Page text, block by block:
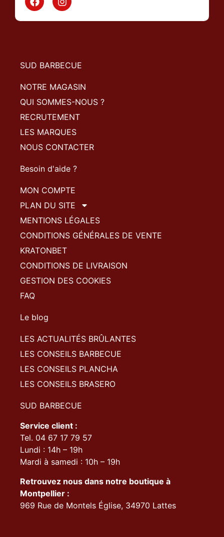
SUD BARBECUE
NOTRE MAGASIN
QUI SOMMES-NOUS ?
RECRUTEMENT
LES MARQUES
NOUS CONTACTER
Besoin d'aide ?
MON COMPTE
PLAN DU SITE
MENTIONS LÉGALES
CONDITIONS GÉNÉRALES DE VENTE
KRATONBET
CONDITIONS DE LIVRAISON
GESTION DES COOKIES
FAQ
Le blog
LES ACTUALITÉS BRÛLANTES
LES CONSEILS BARBECUE
LES CONSEILS PLANCHA
LES CONSEILS BRASERO
SUD BARBECUE
Service client :
Tel. 04 67 17 79 57
Lundi : 14h – 19h
Mardi à samedi : 10h – 19h
Retrouvez nous dans notre boutique à
Montpellier :
969 Rue de Montels Église, 34970 Lattes